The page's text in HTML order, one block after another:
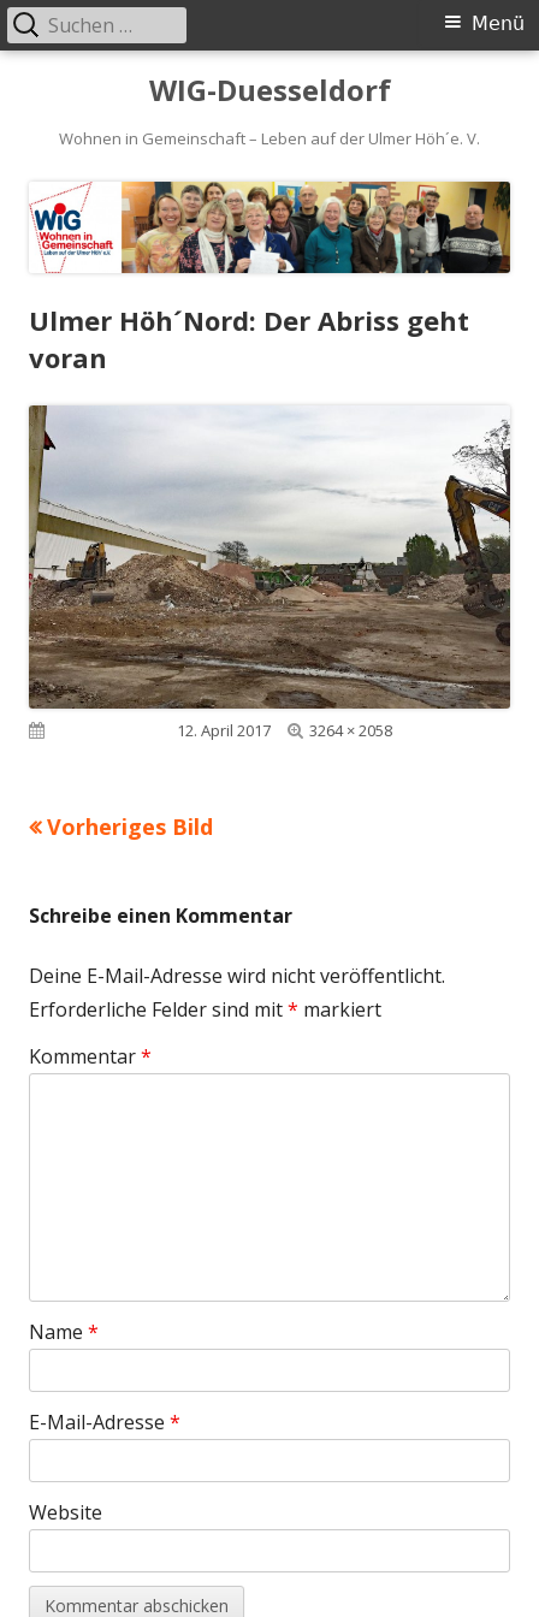
WIG-Duesseldorf
Wohnen in Gemeinschaft – Leben auf der Ulmer Höh´e. V.
Primäres
Menü
Suchen
nach:
Ulmer Höh´Nord: Der Abriss geht
voran
12. April 2017
Volle
3264 × 2058
Vorheriges Bild
Schreibe einen Kommentar
Deine E-Mail-Adresse wird nicht veröffentlicht.
Erforderliche Felder sind mit* markiert
Kommentar*
Name *
E-Mail-Adresse *
Website